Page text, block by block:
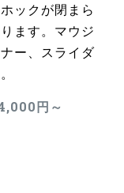
ックが閉まら
ます。マウジ
ー、スライダ
円～